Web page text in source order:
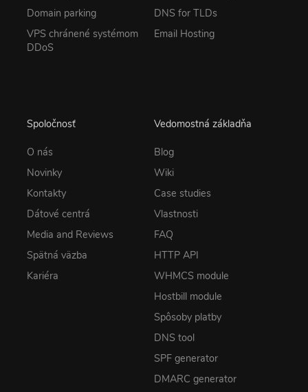
Domain parking
VPS chránené systémom
DDoS
DNS for TLDs
Email Hosting
Spoločnosť
O nás
Novinky
Kontakty
Dátové centrá
Media and Reviews
Spätná väzba
Kariéra
Vedomostná základňa
Blog
Wiki
Case studies
Vlastnosti
FAQ
HTTP API
WHMCS module
Hostbill module
Spôsoby platby
DNS tool
SPF generator
DMARC generator